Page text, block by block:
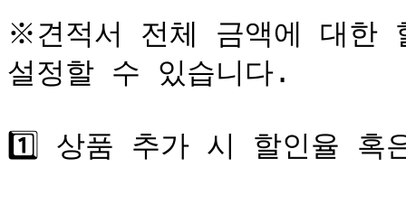
※견적서 전체 금액에 대
설정할 수 있습니다.
1️⃣ 상품 추가 시 할인율 혹